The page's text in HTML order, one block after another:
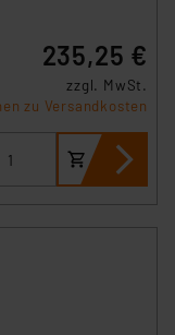
Daten,
235,25 €
zzgl. MwSt.
zu Versandkosten